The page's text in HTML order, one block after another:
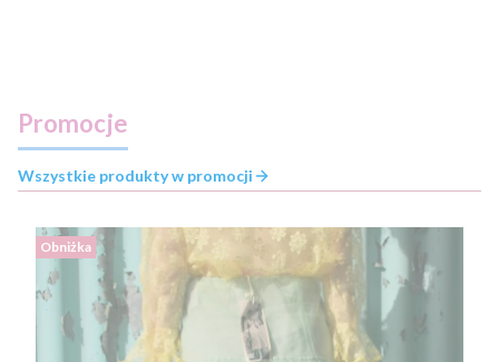
Promocje
Wszystkie produkty w promocji
Obniżka